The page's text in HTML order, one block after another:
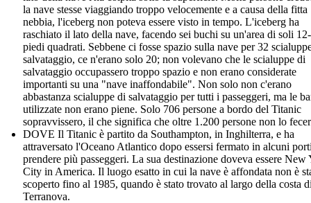
la nave stesse viaggiando troppo velocemente e a causa della fitta
nebbia, l'iceberg non poteva essere visto in tempo. L'iceberg ha
raschiato il lato della nave, facendo sei buchi su un'area di soli
piedi quadrati. Sebbene ci fosse spazio sulla nave per 32
salvataggio, ce n'erano solo 20; non volevano che le scialuppe di
salvataggio occupassero troppo spazio e non erano considerate
importanti su una "nave inaffondabile". Non solo non c'erano
abbastanza scialuppe di salvataggio per tutti i passeggeri, ma le
utilizzate non erano piene. Solo 706 persone a bordo del Titanic
sopravvissero, il che significa che oltre 1.200 persone non lo
DOVE Il Titanic è partito da Southampton, in Inghilterra, e ha
attraversato l'Oceano Atlantico dopo essersi fermato in alcuni
prendere più passeggeri. La sua destinazione doveva essere New
City in America. Il luogo esatto in cui la nave è affondata non è
scoperto fino al 1985, quando è stato trovato al largo della costa
Terranova.